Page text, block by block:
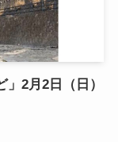
」2月2日（日）